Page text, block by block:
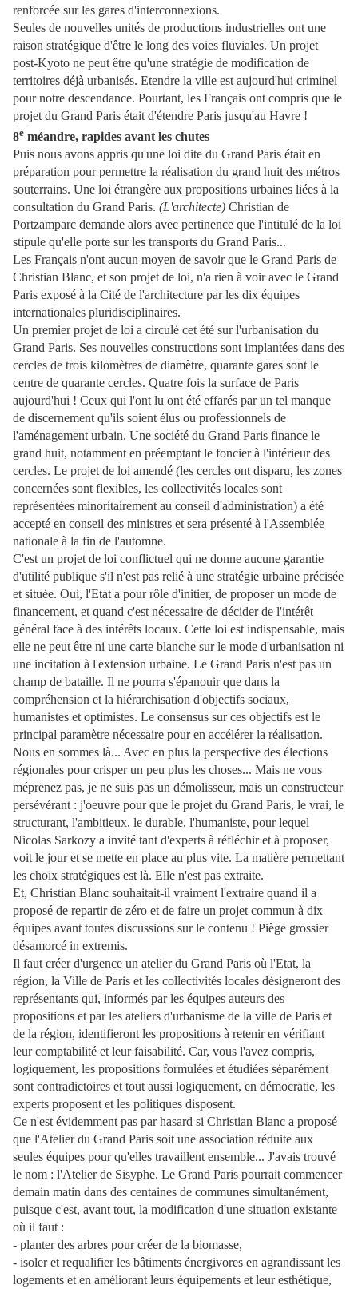
renforcée sur les gares d'interconnexions.
Seules de nouvelles unités de productions industrielles ont une
raison stratégique d'être le long des voies fluviales. Un projet
post-Kyoto ne peut être qu'une stratégie de modification de
territoires déjà urbanisés. Etendre la ville est aujourd'hui criminel
pour notre descendance. Pourtant, les Français ont compris que le
projet du Grand Paris était d'étendre Paris jusqu'au Havre !
8e méandre, rapides avant les chutes
Puis nous avons appris qu'une loi dite du Grand Paris était en
préparation pour permettre la réalisation du grand huit des métros
souterrains. Une loi étrangère aux propositions urbaines liées à la
consultation du Grand Paris. (L'architecte) Christian de
Portzamparc demande alors avec pertinence que l'intitulé de la loi
stipule qu'elle porte sur les transports du Grand Paris...
Les Français n'ont aucun moyen de savoir que le Grand Paris de
Christian Blanc, et son projet de loi, n'a rien à voir avec le Grand
Paris exposé à la Cité de l'architecture par les dix équipes
internationales pluridisciplinaires.
Un premier projet de loi a circulé cet été sur l'urbanisation du
Grand Paris. Ses nouvelles constructions sont implantées dans des
cercles de trois kilomètres de diamètre, quarante gares sont le
centre de quarante cercles. Quatre fois la surface de Paris
aujourd'hui ! Ceux qui l'ont lu ont été effarés par un tel manque
de discernement qu'ils soient élus ou professionnels de
l'aménagement urbain. Une société du Grand Paris finance le
grand huit, notamment en préemptant le foncier à l'intérieur des
cercles. Le projet de loi amendé (les cercles ont disparu, les zones
concernées sont flexibles, les collectivités locales sont
représentées minoritairement au conseil d'administration) a été
accepté en conseil des ministres et sera présenté à l'Assemblée
nationale à la fin de l'automne.
C'est un projet de loi conflictuel qui ne donne aucune garantie
d'utilité publique s'il n'est pas relié à une stratégie urbaine précisée
et située. Oui, l'Etat a pour rôle d'initier, de proposer un mode de
financement, et quand c'est nécessaire de décider de l'intérêt
général face à des intérêts locaux. Cette loi est indispensable, mais
elle ne peut être ni une carte blanche sur le mode d'urbanisation ni
une incitation à l'extension urbaine. Le Grand Paris n'est pas un
champ de bataille. Il ne pourra s'épanouir que dans la
compréhension et la hiérarchisation d'objectifs sociaux,
humanistes et optimistes. Le consensus sur ces objectifs est le
principal paramètre nécessaire pour en accélérer la réalisation.
Nous en sommes là... Avec en plus la perspective des élections
régionales pour crisper un peu plus les choses... Mais ne vous
méprenez pas, je ne suis pas un démolisseur, mais un constructeur
persévérant : j'oeuvre pour que le projet du Grand Paris, le vrai, le
structurant, l'ambitieux, le durable, l'humaniste, pour lequel
Nicolas Sarkozy a invité tant d'experts à réfléchir et à proposer,
voit le jour et se mette en place au plus vite. La matière permettant
les choix stratégiques est là. Elle n'est pas extraite.
Et, Christian Blanc souhaitait-il vraiment l'extraire quand il a
proposé de repartir de zéro et de faire un projet commun à dix
équipes avant toutes discussions sur le contenu ! Piège grossier
désamorcé in extremis.
Il faut créer d'urgence un atelier du Grand Paris où l'Etat, la
région, la Ville de Paris et les collectivités locales désigneront des
représentants qui, informés par les équipes auteurs des
propositions et par les ateliers d'urbanisme de la ville de Paris et
de la région, identifieront les propositions à retenir en vérifiant
leur comptabilité et leur faisabilité. Car, vous l'avez compris,
logiquement, les propositions formulées et étudiées séparément
sont contradictoires et tout aussi logiquement, en démocratie, les
experts proposent et les politiques disposent.
Ce n'est évidemment pas par hasard si Christian Blanc a proposé
que l'Atelier du Grand Paris soit une association réduite aux
seules équipes pour qu'elles travaillent ensemble... J'avais trouvé
le nom : l'Atelier de Sisyphe. Le Grand Paris pourrait commencer
demain matin dans des centaines de communes simultanément,
puisque c'est, avant tout, la modification d'une situation existante
où il faut :
- planter des arbres pour créer de la biomasse,
- isoler et requalifier les bâtiments énergivores en agrandissant les
logements et en améliorant leurs équipements et leur esthétique,